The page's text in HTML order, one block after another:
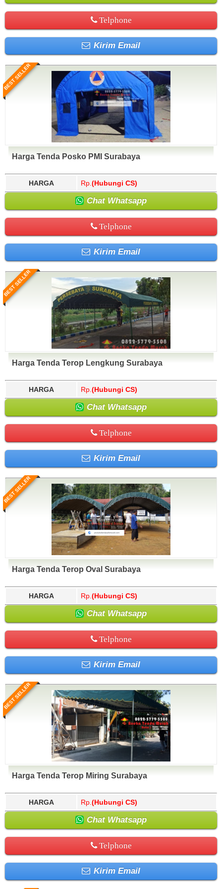
Telphone
Kirim Email
BEST SELLER
Harga Tenda Posko PMI Surabaya
HARGA Rp. (Hubungi CS)
Chat Whatsapp
Telphone
Kirim Email
BEST SELLER
Harga Tenda Terop Lengkung Surabaya
HARGA Rp. (Hubungi CS)
Chat Whatsapp
Telphone
Kirim Email
BEST SELLER
Harga Tenda Terop Oval Surabaya
HARGA Rp. (Hubungi CS)
Chat Whatsapp
Telphone
Kirim Email
BEST SELLER
Harga Tenda Terop Miring Surabaya
HARGA Rp. (Hubungi CS)
Chat Whatsapp
Telphone
Kirim Email